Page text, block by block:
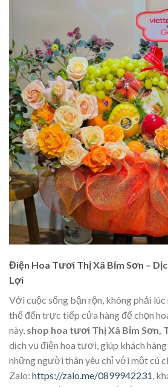
Điện Hoa Tươi Thị Xã Bỉm Sơn –
Lợi
Với cuộc sống bận rộn, không phải lúc
thể đến trực tiếp cửa hàng để chọn
này, shop hoa tươi Thị Xã Bỉm Sơn,
dịch vụ điện hoa tươi, giúp khách
những người thân yêu chỉ với một cú
Zalo: https://zalo.me/0899942231,